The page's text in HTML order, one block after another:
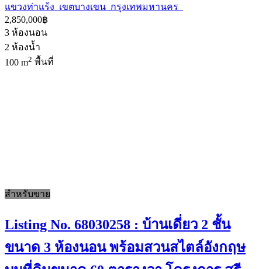
แขวงท่าแร้ง เขตบางเขน กรุงเทพมหานคร
2,850,000฿
3 ห้องนอน
2 ห้องน้ำ
100 m2 พื้นที่
สำหรับขาย
Listing No. 68030258 : บ้านเดี่ยว 2 ชั้น
ขนาด 3 ห้องนอน พร้อมสวนสไตล์อังกฤษ